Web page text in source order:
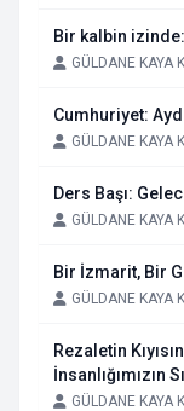
Bir kalbin
GÜLDANE KAYA
Cumhuriyet:
GÜLDANE KAYA
Ders Başı:
GÜLDANE KAYA
Bir İzmarit, Bir
GÜLDANE KAYA
Rezaletin
İnsanlığımızın
GÜLDANE KAYA